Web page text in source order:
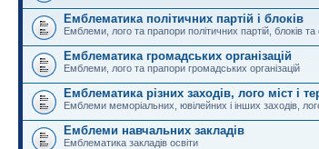
Емблематика політичних партій і блоків
Емблеми, лого та прапори політичних партій, блоків та
Емблематика громадських організацій
Емблеми, лого та прапори громадських організацій
Емблематика різних заходів, лого міст і
Емблеми меморіальних, ювілейних і інших заходів,
Емблеми навчальних закладів
Емблематика закладів освіти